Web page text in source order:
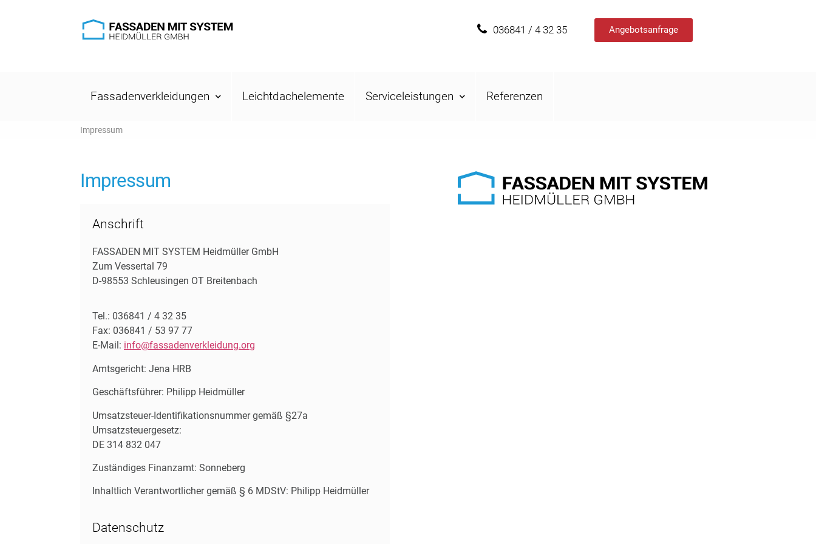
036841 / 4 32 35 Angebotsanfrage
Fassadenverkleidungen Leichtdachelemente Serviceleistungen Referenzen
Impressum
Impressum
Anschrift
FASSADEN MIT SYSTEM Heidmüller GmbH
Zum Vessertal 79
D-98553 Schleusingen OT Breitenbach
Tel.: 036841 / 4 32 35
Fax: 036841 / 53 97 77
E-Mail: info@fassadenverkleidung.org
Amtsgericht: Jena HRB
Geschäftsführer: Philipp Heidmüller
Umsatzsteuer-Identifikationsnummer gemäß §27a
Umsatzsteuergesetz:
DE 314 832 047
Zuständiges Finanzamt: Sonneberg
Inhaltlich Verantwortlicher gemäß § 6 MDStV: Philipp Heidmüller
Datenschutz